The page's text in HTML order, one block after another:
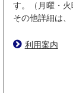
す。（月曜・火
その他詳細は、
利用案内